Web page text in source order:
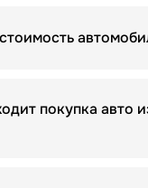
покупка авто